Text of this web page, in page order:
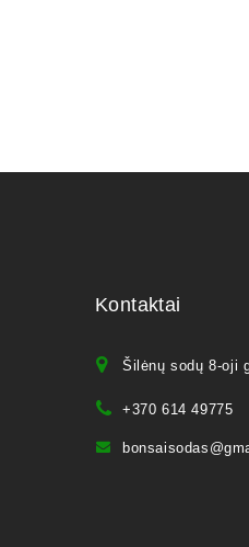
Kontaktai
Šilėnų sodų 8-oji
+370 614 49775